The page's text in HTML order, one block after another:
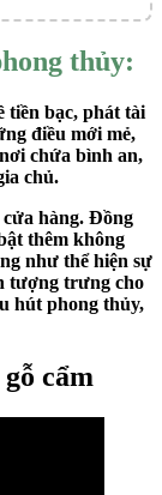
thủy:
tiền bạc, phát tài
điều mới mẻ,
chứa bình an,
chủ.
hàng. Đồng
thêm không
như thể hiện sự
tượng trưng cho
hút phong thủy,
cẩm